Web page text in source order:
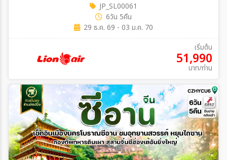
JP_SL00061
6วัน 5คืน
29 ธ.ค. 69 - 03 ม.ค. 70
เริ่มต้น
51,990
บาท/ท่าน